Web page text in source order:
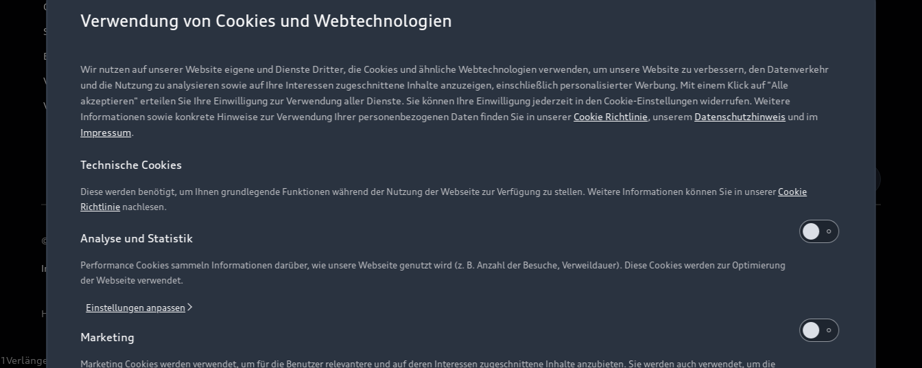
Online-Terminvereinbarung
Servicekontakt
Bordbuch & Bedienungsanleitungen
Verträge kündigen
Vertrag widerrufen
© 2026 AUDI AG. Alle Rechte vorbehalten
Impressum Rechtliches Hinweisgebersystem Datenschutzinformation Cookie-Einstellungen Cookie-Richtlinie Barrierefreiheit Digital Services Act
Hinweis: Die aktuelle Darstellung und Anordnung der Embleme am Fahrzeug bei allen Abbildungen auf dieser Webseite kann abweichen.
1Verlängerung vorbehalten.
Verwendung von Cookies und Webtechnologien
Wir nutzen auf unserer Website eigene und Dienste Dritter, die Cookies und ähnliche Webtechnologien verwenden, um unsere Website zu verbessern, den Datenverkehr
und die Nutzung zu analysieren sowie auf Ihre Interessen zugeschnittene Inhalte anzuzeigen, einschließlich personalisierter Werbung. Mit einem Klick auf "Alle
akzeptieren" erteilen Sie Ihre Einwilligung zur Verwendung aller Dienste. Sie können Ihre Einwilligung jederzeit in den Cookie-Einstellungen widerrufen. Weitere
Informationen sowie konkrete Hinweise zur Verwendung Ihrer personenbezogenen Daten finden Sie in unserer Cookie Richtlinie, unserem Datenschutzhinweis und im
Impressum.
Technische Cookies
Diese werden benötigt, um Ihnen grundlegende Funktionen während der Nutzung der Webseite zur Verfügung zu stellen. Weitere Informationen können Sie in unsererCookie
Richtlinie nachlesen.
Analyse und Statistik
Performance Cookies sammeln Informationen darüber, wie unsere Webseite genutzt wird (z. B. Anzahl der Besuche, Verweildauer). Diese Cookies werden zur Optimierung
der Webseite verwendet.
Einstellungen anpassen
Marketing
Marketing Cookies werden verwendet, um für die Benutzer relevantere und auf deren Interessen zugeschnittene Inhalte anzubieten. Sie werden auch verwendet, um die